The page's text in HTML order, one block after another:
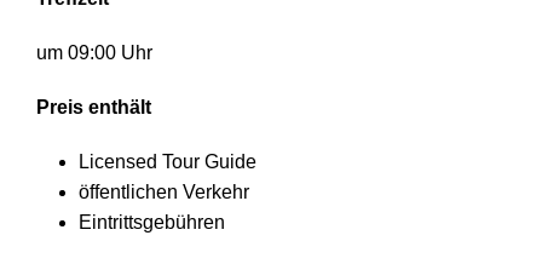
um 09:00 Uhr
Preis enthält
Licensed Tour Guide
öffentlichen Verkehr
Eintrittsgebühren